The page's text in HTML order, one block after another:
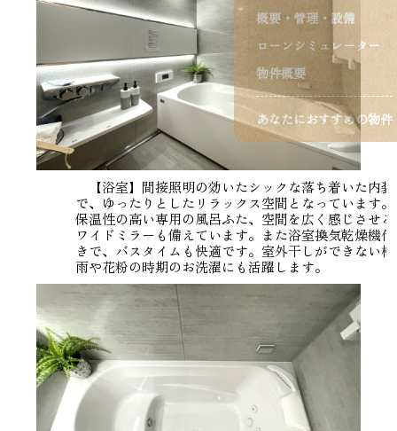
概要・管理・設備
ローンシミュレーター
物件概要
あなたにおすすめの物件
【浴室】間接照明の効いたシックな落ち着いた内装
で、ゆったりとしたリラックス空間となっています。
保温性の高い専用の風呂ふた、空間を広く感じさせる
ワイドミラーも備えています。また浴室換気乾燥機付
きで、バスタイムも快適です。室外干しができない梅
雨や花粉の時期のお洗濯にも活躍します。